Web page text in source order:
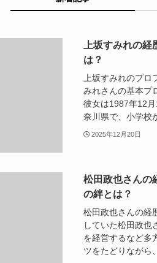
上坂すみれの
は？
上坂すみれのプ
みれさんの基本プ
彼女は1987年12
奈川県で、小学校
2025年12月20日
松田政也さんの
の絆とは？
松田政也さんの経
していた松田政也
を経営するなど多
ツをたどりながら